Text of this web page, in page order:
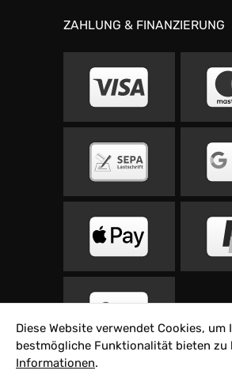
ZAHLUNG & FINANZIERUNG
Diese Website verwendet Cookies, um
bestmögliche Funktionalität bieten zu
Informationen.